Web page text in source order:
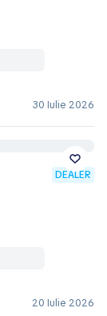
30 Iulie 2026
DEALER
20 Iulie 2026